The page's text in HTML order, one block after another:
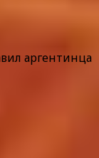
аргентинца